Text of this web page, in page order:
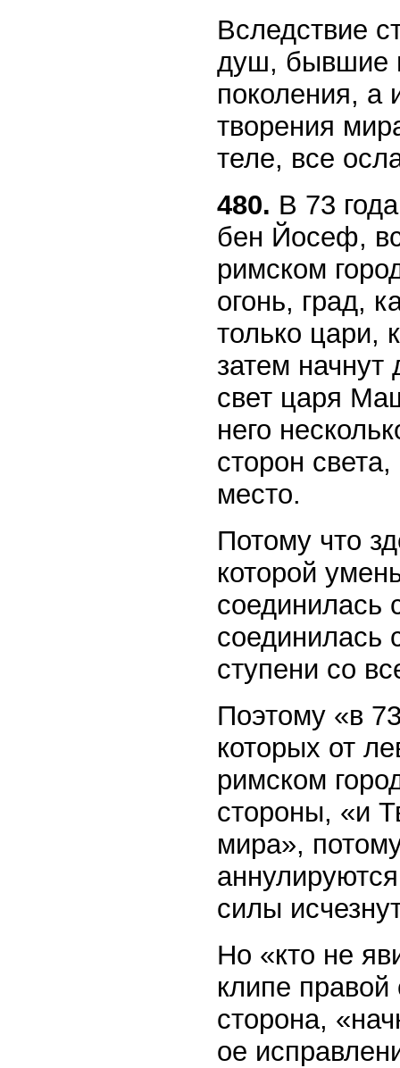
Вследствие
душ, бывшие
поколения, а
творения
теле, все
480. В 73
бен Йосеф,
римском
огонь, град,
только цари,
затем начнут
свет царя
него
сторон
место.
Потому что
которой
соединилась
соединилась
ступени со
Поэтому «в
которых от
римском
стороны, «и
мира»,
силы
Но «кто не
клипе
сторона,
ое